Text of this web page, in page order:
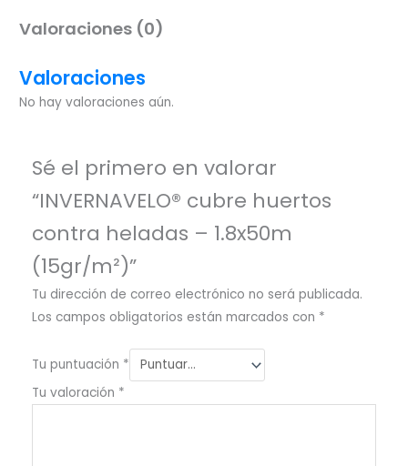
Valoraciones (0)
Valoraciones
No hay valoraciones aún.
Sé el primero en valorar
“INVERNAVELO® cubre huertos
contra heladas – 1.8x50m
(15gr/m²)”
Tu dirección de correo electrónico no será publicada.
Los campos obligatorios están marcados con *
Tu puntuación *
Tu valoración *